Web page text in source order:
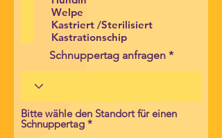
t
e
l
d
Welpe
Kastriert /Sterilisiert
Kastrationschip
Schnuppertag anfragen
Bitte wähle den Standort für einen
Schnuppertag *